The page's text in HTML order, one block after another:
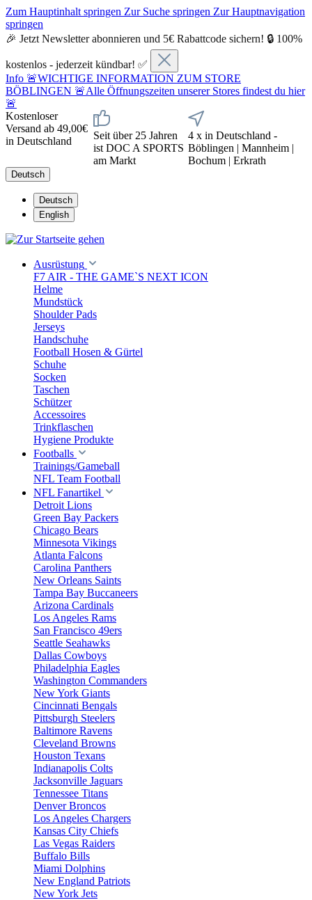
Zum Hauptinhalt springen Zur Suche springen Zur Hauptnavigation
springen
🎉 Jetzt Newsletter abonnieren und 5€ Rabattcode sichern! 🔒 100%
kostenlos - jederzeit kündbar! ✅
Info 🚨WICHTIGE INFORMATION ZUM STORE
BÖBLINGEN 🚨Alle Öffnungszeiten unserer Stores findest du hier
🚨
Kostenloser
Versand ab 49,00€
in Deutschland
Seit über 25 Jahren
ist DOC A SPORTS
am Markt
4 x in Deutschland -
Böblingen | Mannheim |
Bochum | Erkrath
Deutsch
Deutsch
English
Ausrüstung
F7 AIR - THE GAME`S NEXT ICON
Helme
Mundstück
Shoulder Pads
Jerseys
Handschuhe
Football Hosen & Gürtel
Schuhe
Socken
Taschen
Schützer
Accessoires
Trinkflaschen
Hygiene Produkte
Footballs
Trainings/Gameball
NFL Team Football
NFL Fanartikel
Detroit Lions
Green Bay Packers
Chicago Bears
Minnesota Vikings
Atlanta Falcons
Carolina Panthers
New Orleans Saints
Tampa Bay Buccaneers
Arizona Cardinals
Los Angeles Rams
San Francisco 49ers
Seattle Seahawks
Dallas Cowboys
Philadelphia Eagles
Washington Commanders
New York Giants
Cincinnati Bengals
Pittsburgh Steelers
Baltimore Ravens
Cleveland Browns
Houston Texans
Indianapolis Colts
Jacksonville Jaguars
Tennessee Titans
Denver Broncos
Los Angeles Chargers
Kansas City Chiefs
Las Vegas Raiders
Buffalo Bills
Miami Dolphins
New England Patriots
New York Jets